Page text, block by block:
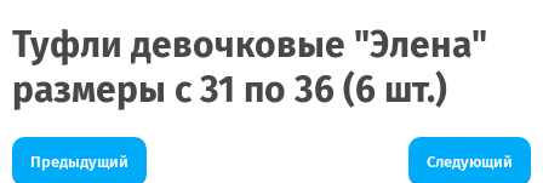
Туфли девочковые "Элена"
размеры с 31 по 36 (6 шт.)
Предыдущий Следующий